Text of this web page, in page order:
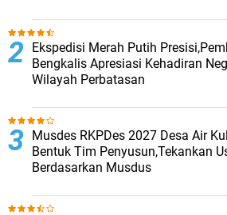
Ekspedisi Merah Putih
Bengkalis Apresiasi Kehadiran
Wilayah Perbatasan
Musdes RKPDes 2027 Desa Air
Bentuk Tim Penyusun,Tekankan
Berdasarkan Musdus